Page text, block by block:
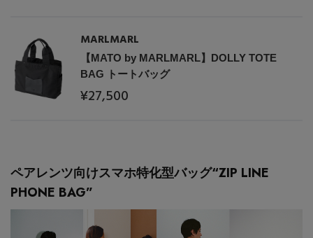
MARLMARL
【MATO by MARLMARL】DOLLY TOTE
BAG トートバッグ
¥27,500
ペアレンツ向けスマホ特化型バッグ“ZIP LINE
PHONE BAG”